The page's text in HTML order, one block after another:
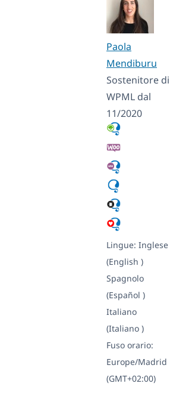
Paola
Mendiburu
Sostenitore di
WPML dal
11/2020
Lingue: Inglese
(English )
Spagnolo
(Español )
Italiano
(Italiano )
Fuso orario:
Europe/Madrid
(GMT+02:00)